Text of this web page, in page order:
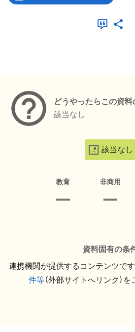
どうやったらこの資料
該当なし
該当なし
教育 非商用
資料固有の条
連携機関が提供するコンテンツです
件等（外部サイトへリンク）を